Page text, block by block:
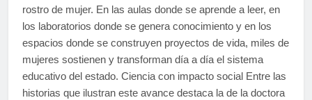
rostro de mujer. En las aulas donde se aprende a leer, en
los laboratorios donde se genera conocimiento y en los
espacios donde se construyen proyectos de vida, miles de
mujeres sostienen y transforman día a día el sistema
educativo del estado. Ciencia con impacto social Entre las
historias que ilustran este avance destaca la de la doctora